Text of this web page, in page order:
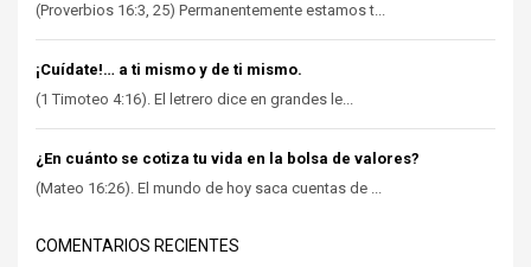
(Proverbios 16:3, 25) Permanentemente estamos t...
¡Cuídate!… a ti mismo y de ti mismo.
(1 Timoteo 4:16). El letrero dice en grandes le...
¿En cuánto se cotiza tu vida en la bolsa de valores?
(Mateo 16:26). El mundo de hoy saca cuentas de ...
COMENTARIOS RECIENTES